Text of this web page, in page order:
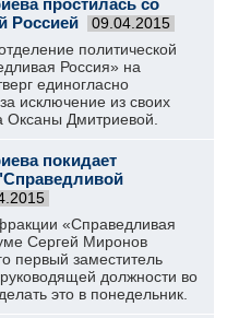
простилась со
Россией
09.04.2015
политической
Россия» на
единогласно
исключение из своих
Оксаны Дмитриевой.
покидает
«Справедливая
Сергей Миронов
первый заместитель
должности во
это в понедельник.